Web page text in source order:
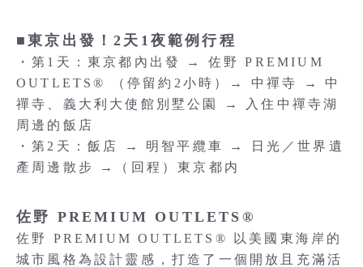
■東京出發！2天1夜範例行程
・第1天：東京都內出發 → 佐野 PREMIUM
OUTLETS® （停留約2小時）→ 中禪寺 → 中
禪寺、義大利大使館別墅公園 → 入住中禪寺湖
周邊的飯店
・第2天：飯店 → 明智平纜車 → 日光／世界遺
產周邊散步 →（回程）東京都内
佐野 PREMIUM OUTLETS®
佐野 PREMIUM OUTLETS® 以美國東海岸的
城市風格為設計靈感，打造了一個開放且充滿活